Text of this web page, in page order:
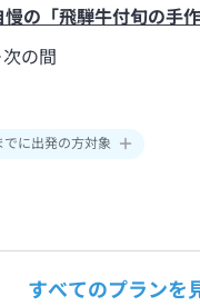
の「飛騨牛付旬の手
の間
に出発の方対象
すべてのプランを